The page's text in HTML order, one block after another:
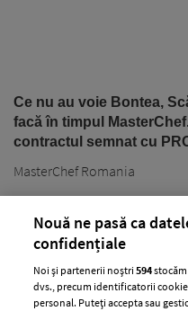
Ce nu au voie Bontea,
facă în timpul
contractul semnat cu
MasterChef Romania
Nouă ne pasă ca
confidențiale
Noi și partenerii noștri594
dvs., precum identificatorii
personal. Puteți accepta sau